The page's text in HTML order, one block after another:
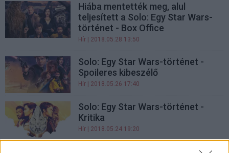
Hiába mentették meg, alul
teljesített a Solo: Egy Star Wars-
történet - Box Office
Hír | 2018.05.28 13:50
Solo: Egy Star Wars-történet -
Spoileres kibeszélő
Hír | 2018.05.26 17:40
Solo: Egy Star Wars-történet -
Kritika
Hír | 2018.05.24 19:20